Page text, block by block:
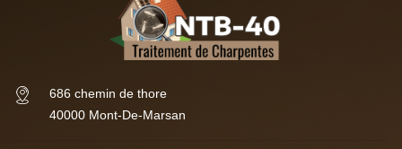
686 chemin de thore
40000 Mont-De-Marsan